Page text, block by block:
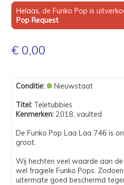
Helaas, de Funko Pop is
Pop Request
€ 0,00
Conditie:
Nieuwstaat
Titel:Teletubbies
Kenmerken:2018, vaulted
De Funko Pop Laa Laa 746 is
groot.
Wij hechten veel waarde aan
wel fragiele Funko Pops.
uitermate goed beschermd